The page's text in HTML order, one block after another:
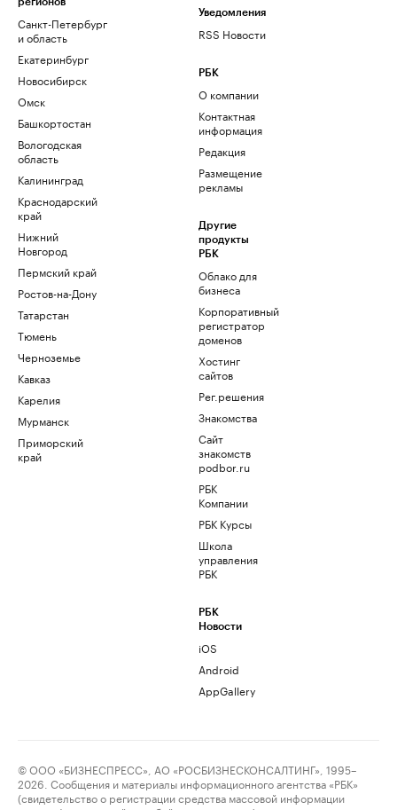
Санкт-Петербург
и область
Екатеринбург
Новосибирск
Омск
Башкортостан
Вологодская
область
Калининград
Краснодарский
край
Нижний
Новгород
Пермский край
Ростов-на-Дону
Татарстан
Тюмень
Черноземье
Кавказ
Карелия
Мурманск
Приморский
край
Уведомления
RSS Новости
РБК
О компании
Контактная
информация
Редакция
Размещение
рекламы
Другие
продукты
РБК
Облако для
бизнеса
Корпоративный
регистратор
доменов
Хостинг
сайтов
Рег.решения
Знакомства
Сайт
знакомств
podbor.ru
РБК
Компании
РБК Курсы
Школа
управления
РБК
РБК
Новости
iOS
Android
AppGallery
© ООО «БИЗНЕСПРЕСС», АО «РОСБИЗНЕСКОНСАЛТИНГ», 1995–
2026. Сообщения и материалы информационного агентства «РБК»
(свидетельство о регистрации средства массовой информации